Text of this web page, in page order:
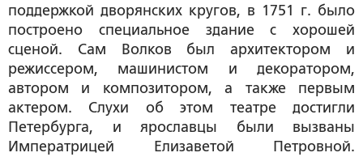
поддержкой дворянских кругов, в 1751 г. было
построено специальное здание с хорошей
сценой. Сам Волков был архитектором и
режиссером, машинистом и декоратором,
автором и композитором, а также первым
актером. Слухи об этом театре достигли
Петербурга, и ярославцы были вызваны
Императрицей Елизаветой Петровной.